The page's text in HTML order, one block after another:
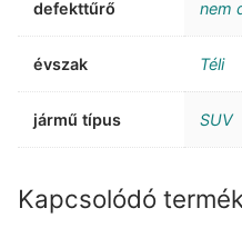
defekttűrő nem
évszak Téli
jármű típus SUV
Kapcsolódó